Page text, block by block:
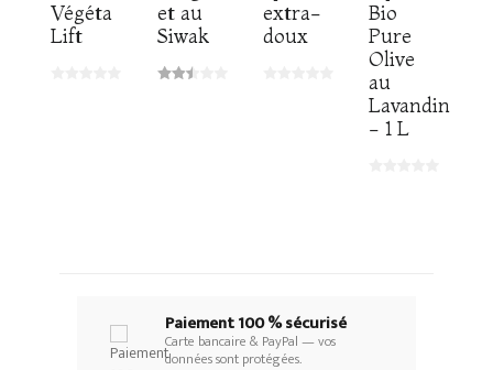
Végéta
Lift
et au
Siwak
extra-
doux
Bio
Pure
Olive
au
Lavandin
- 1 L
Paiement 100 % sécurisé
Carte bancaire & PayPal — vos
données sont protégées.